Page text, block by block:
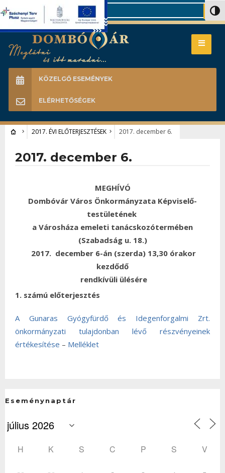
Search
KÖZELGŐ ESEMÉNYEK
ELÉRHETŐSÉGEK
2017. ÉVI ELŐTERJESZTÉSEK 2017. december 6.
2017. december 6.
MEGHÍVÓ
Dombóvár Város Önkormányzata Képviselő-
testületének
a Városháza emeleti tanácskozótermében
(Szabadság u. 18.)
2017. december 6-án (szerda) 13,30 órakor
kezdődő
rendkívüli ülésére
1. számú előterjesztés
A Gunaras Gyógyfürdő és Idegenforgalmi Zrt.
önkormányzati tulajdonban lévő részvényeinek
értékesítése – Melléklet
Eseménynaptár
H K S C P S V